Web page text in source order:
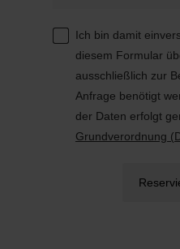
Ich bin damit
diesem Formular
ausschließlich zur
Anfrage benötigt
der Daten erfolgt
Grundverordnung